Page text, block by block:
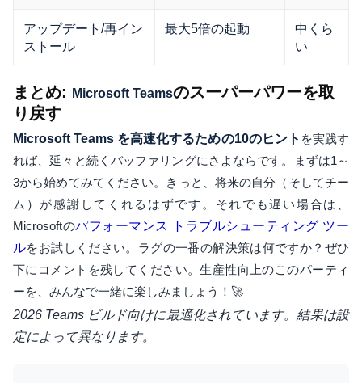
アップデート/再イン
ストール
最大5倍の起動
中くら
い
まとめ: Microsoft Teamsのスーパーパワーを取
り戻す
Microsoft Teams を高速化するための10のヒント を実践す
れば、延々と続くバッファリングにさよならです。まずは1～
3から始めてみてください。きっと、将来の自分（そしてチー
ム）が感謝してくれるはずです。それでも遅い場合は、
Microsoftのパフォーマンス トラブルシューティング ツー
ルをお試しください。ラグの一番の解決策は何ですか？ぜひ
下にコメントを残してください。生産性向上のこのパーティ
ーを、みんなで一緒に楽しみましょう！🚀
2026 Teams ビルド向けに最適化されています。結果は設
定によって異なります。